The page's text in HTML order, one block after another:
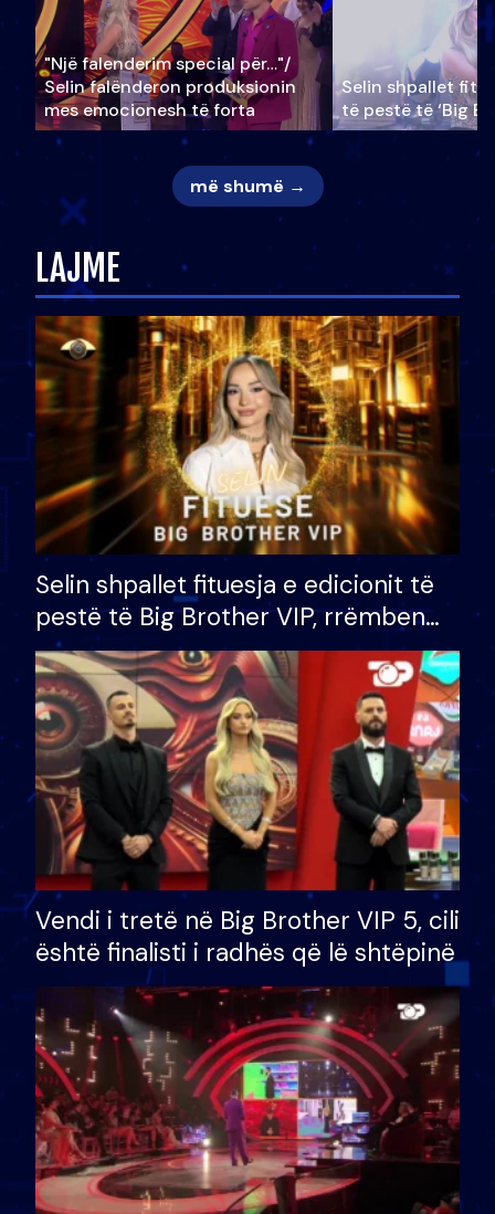
"Një falenderim special për…"/
Selin falënderon produksionin
mes emocionesh të forta
Selin shpallet
të pestë të ‘Big
më shumë →
LAJME
Selin shpallet fituesja e edicionit të
pestë të Big Brother VIP, rrëmben
çmimin e madh prej 100 mijë eurosh
Vendi i tretë në Big Brother VIP 5, cili
është finalisti i radhës që lë shtëpinë